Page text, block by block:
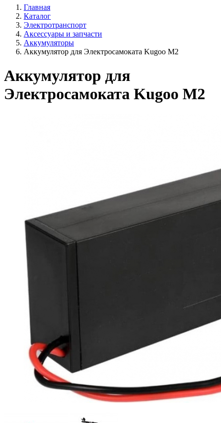
Главная
Каталог
Электротранспорт
Аксессуары и запчасти
Аккумуляторы
Аккумулятор для Электросамоката Kugoo M2
Аккумулятор для
Электросамоката Kugoo M2